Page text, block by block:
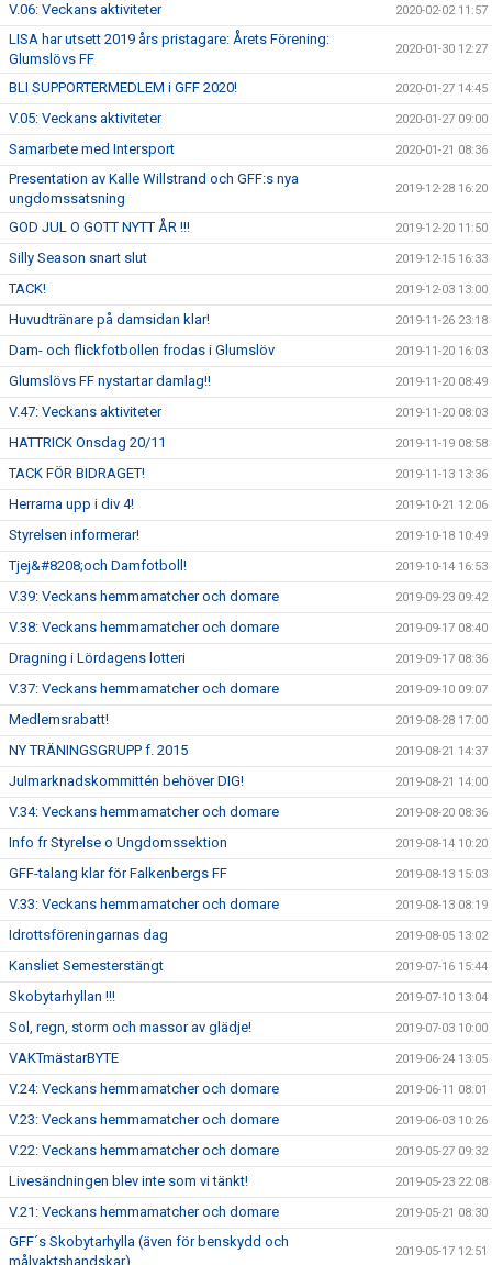
V.06: Veckans aktiviteter 2020-02-02 11:57
LISA har utsett 2019 års pristagare: Årets Förening:
Glumslövs FF
2020-01-30 12:27
BLI SUPPORTERMEDLEM i GFF 2020! 2020-01-27 14:45
V.05: Veckans aktiviteter 2020-01-27 09:00
Samarbete med Intersport 2020-01-21 08:36
Presentation av Kalle Willstrand och GFF:s nya
ungdomssatsning
2019-12-28 16:20
GOD JUL O GOTT NYTT ÅR !!! 2019-12-20 11:50
Silly Season snart slut 2019-12-15 16:33
TACK! 2019-12-03 13:00
Huvudtränare på damsidan klar! 2019-11-26 23:18
Dam- och flickfotbollen frodas i Glumslöv 2019-11-20 16:03
Glumslövs FF nystartar damlag!! 2019-11-20 08:49
V.47: Veckans aktiviteter 2019-11-20 08:03
HATTRICK Onsdag 20/11 2019-11-19 08:58
TACK FÖR BIDRAGET! 2019-11-13 13:36
Herrarna upp i div 4! 2019-10-21 12:06
Styrelsen informerar! 2019-10-18 10:49
Tjej&#8208;och Damfotboll! 2019-10-14 16:53
V.39: Veckans hemmamatcher och domare 2019-09-23 09:42
V.38: Veckans hemmamatcher och domare 2019-09-17 08:40
Dragning i Lördagens lotteri 2019-09-17 08:36
V.37: Veckans hemmamatcher och domare 2019-09-10 09:07
Medlemsrabatt! 2019-08-28 17:00
NY TRÄNINGSGRUPP f. 2015 2019-08-21 14:37
Julmarknadskommittén behöver DIG! 2019-08-21 14:00
V.34: Veckans hemmamatcher och domare 2019-08-20 08:36
Info fr Styrelse o Ungdomssektion 2019-08-14 10:20
GFF-talang klar för Falkenbergs FF 2019-08-13 15:03
V.33: Veckans hemmamatcher och domare 2019-08-13 08:19
Idrottsföreningarnas dag 2019-08-05 13:02
Kansliet Semesterstängt 2019-07-16 15:44
Skobytarhyllan !!! 2019-07-10 13:04
Sol, regn, storm och massor av glädje! 2019-07-03 10:00
VAKTmästarBYTE 2019-06-24 13:05
V.24: Veckans hemmamatcher och domare 2019-06-11 08:01
V.23: Veckans hemmamatcher och domare 2019-06-03 10:26
V.22: Veckans hemmamatcher och domare 2019-05-27 09:32
Livesändningen blev inte som vi tänkt! 2019-05-23 22:08
V.21: Veckans hemmamatcher och domare 2019-05-21 08:30
GFF´s Skobytarhylla (även för benskydd och
målvaktshandskar)
2019-05-17 12:51